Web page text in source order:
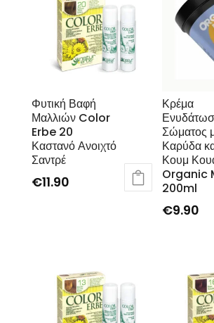
Φυτική Βαφή
Μαλλιών Color
Erbe 20
Καστανό Ανοιχτό
Σαντρέ
€11.90
Κρέμα
Σώματος
Καρύδα
Κουμ
Organic
200ml
€9.90